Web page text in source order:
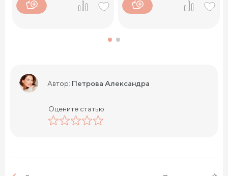
Автор: Петрова Александра
Оцените статью